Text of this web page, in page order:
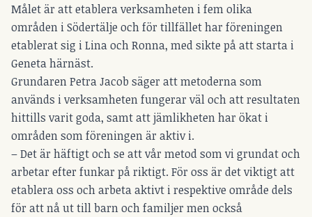
Målet är att etablera verksamheten i fem olika
områden i Södertälje och för tillfället har föreningen
etablerat sig i Lina och Ronna, med sikte på att starta i
Geneta härnäst.
Grundaren Petra Jacob säger att metoderna som
används i verksamheten fungerar väl och att resultaten
hittills varit goda, samt att jämlikheten har ökat i
områden som föreningen är aktiv i.
– Det är häftigt och se att vår metod som vi grundat och
arbetar efter funkar på riktigt. För oss är det viktigt att
etablera oss och arbeta aktivt i respektive område dels
för att nå ut till barn och familjer men också